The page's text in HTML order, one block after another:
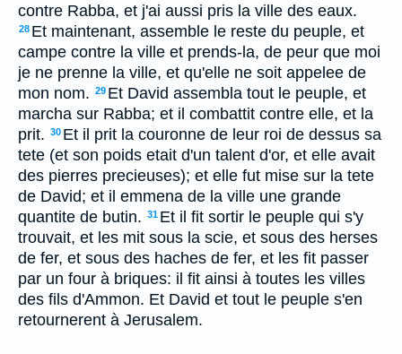
contre Rabba, et j'ai aussi pris la ville des eaux.
28 Et maintenant, assemble le reste du peuple, et
campe contre la ville et prends-la, de peur que moi
je ne prenne la ville, et qu'elle ne soit appelee de
mon nom. 29 Et David assembla tout le peuple, et
marcha sur Rabba; et il combattit contre elle, et la
prit. 30 Et il prit la couronne de leur roi de dessus sa
tete (et son poids etait d'un talent d'or, et elle avait
des pierres precieuses); et elle fut mise sur la tete
de David; et il emmena de la ville une grande
quantite de butin. 31 Et il fit sortir le peuple qui s'y
trouvait, et les mit sous la scie, et sous des herses
de fer, et sous des haches de fer, et les fit passer
par un four à briques: il fit ainsi à toutes les villes
des fils d'Ammon. Et David et tout le peuple s'en
retournerent à Jerusalem.